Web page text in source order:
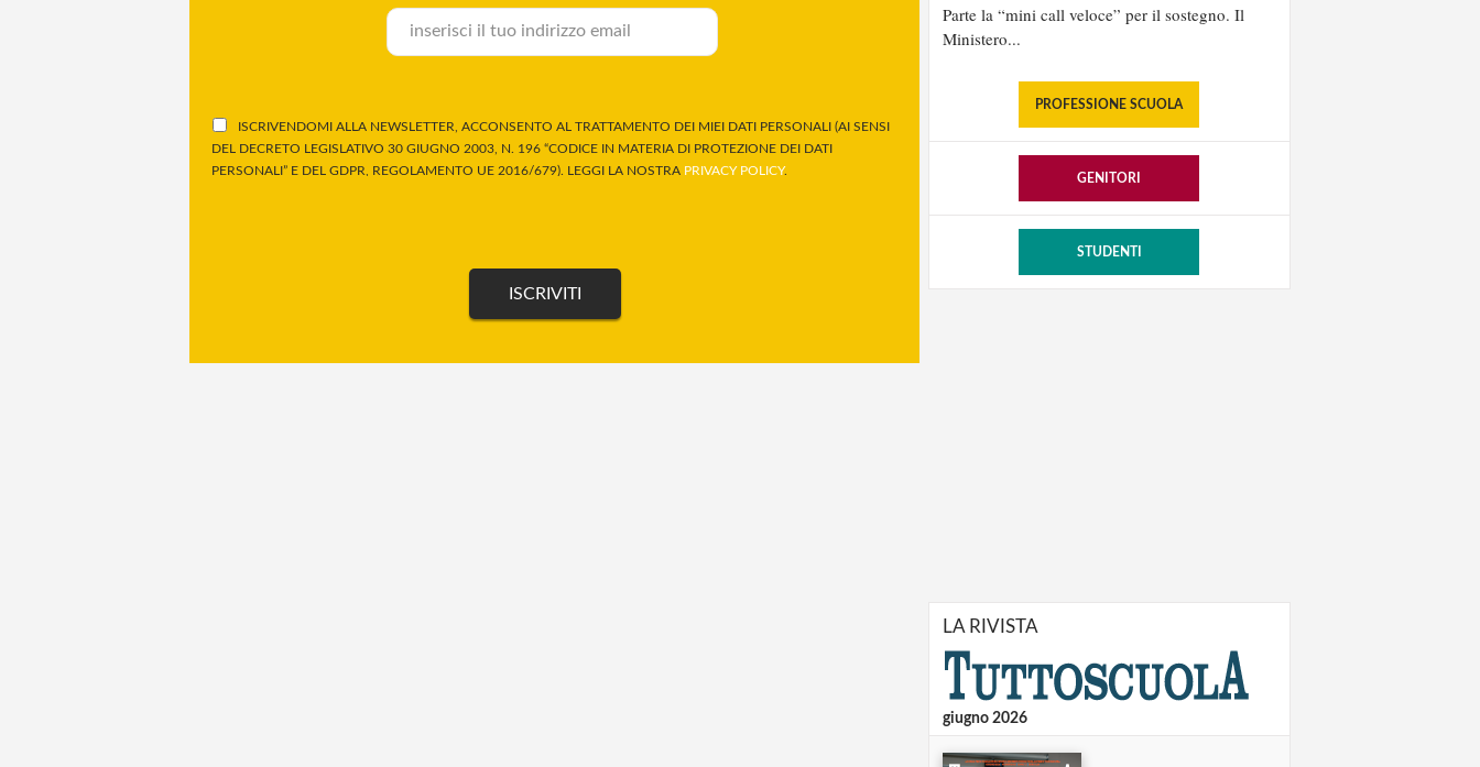
ISCRIVENDOMI ALLA NEWSLETTER, ACCONSENTO AL TRATTAMENTO DEI MIEI DATI PERSONALI (AI SENSI
DEL DECRETO LEGISLATIVO 30 GIUGNO 2003, N. 196 “CODICE IN MATERIA DI PROTEZIONE DEI DATI
PERSONALI” E DEL GDPR, REGOLAMENTO UE 2016/679). LEGGI LA NOSTRA PRIVACY POLICY.
Parte la “mini call veloce” per il sostegno. Il
Ministero...
PROFESSIONE SCUOLA
GENITORI
STUDENTI
LA RIVISTA
giugno 2026